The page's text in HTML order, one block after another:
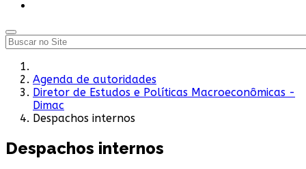
Agenda de autoridades
Diretor de Estudos e Políticas Macroeconômicas -
Dimac
Despachos internos
Despachos internos